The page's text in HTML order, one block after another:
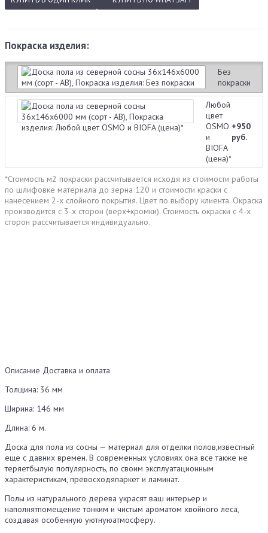
Покраска изделия:
Без
покраски
Любой
цвет
OSMO
и
BIOFA
(цена)*
+950
руб.
*Стоимость м2 покраски рассчитывается исходя из стоимости работы
по шлифовке материала до зерна 120 и стоимости краски с
нанесением 2-х слойного покрытия. Цвет по выбору клиента. Окраска
производится с 3-х сторон (верх+кромки). Стоимость окраски с 4-х
сторон рассчитывается индивидуально.
Описание Доставка и оплата
Толщина: 36 мм
Ширина: 146 мм
Длина: 6 м.
Доска для пола из сосны — материал для отделки полов,известный
еще с давних времен. В современных условиях она все также не
теряетбылую популярность, по своим эксплуатационным
характеристикам, превосходяпаркет и ламинат.
Полы из натурального дерева украсят ваш интерьер и
наполнятпомещение тонким и чистым ароматом хвойного леса,
создавая особенную уютнуюатмосферу.